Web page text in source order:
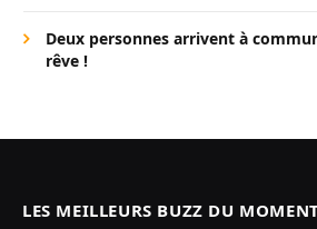
Deux personnes arrivent à
rêve !
LES MEILLEURS BUZZ DU